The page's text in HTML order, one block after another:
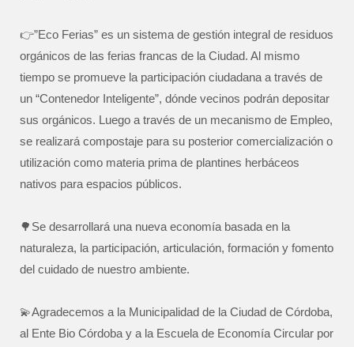
👉”Eco Ferias” es un sistema de gestión integral de residuos
orgánicos de las ferias francas de la Ciudad. Al mismo
tiempo se promueve la participación ciudadana a través de
un “Contenedor Inteligente”, dónde vecinos podrán depositar
sus orgánicos. Luego a través de un mecanismo de Empleo,
se realizará compostaje para su posterior comercialización o
utilización como materia prima de plantines herbáceos
nativos para espacios públicos.
🌳Se desarrollará una nueva economía basada en la
naturaleza, la participación, articulación, formación y fomento
del cuidado de nuestro ambiente.
💫Agradecemos a la Municipalidad de la Ciudad de Córdoba,
al Ente Bio Córdoba y a la Escuela de Economía Circular por